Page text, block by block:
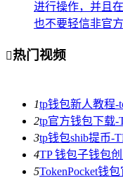
进行操作，并且
也不要轻信非官
热门视频
1tp钱包新人教程-
2tp官方钱包下载-
3tp钱包shib提币-
4TP 钱包子钱包
5TokenPocket钱